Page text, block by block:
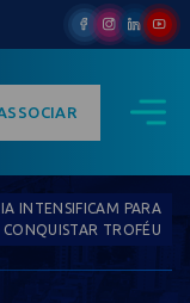
INTENSIFICAM PARA
CONQUISTAR TROFÉU